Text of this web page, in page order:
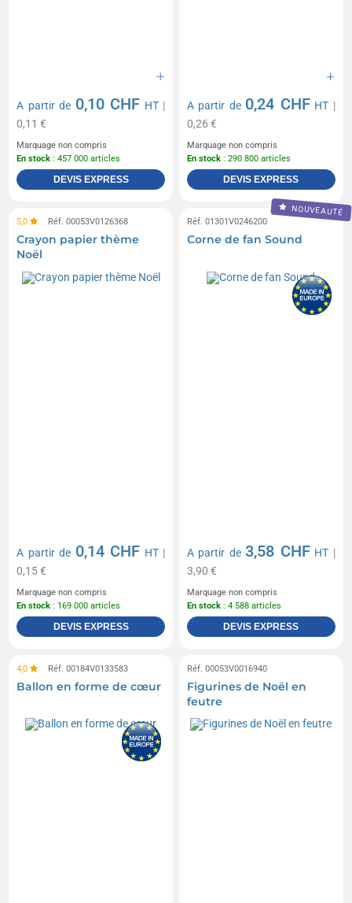
A partir de 0,10 CHF HT|
0,11 €
Marquage non compris
En stock : 457 000 articles
DEVIS EXPRESS
A partir de 0,24 CHF HT |
0,26 €
Marquage non compris
En stock : 290 800 articles
DEVIS EXPRESS
5,0 Réf. 00053V0126368
Crayon papier thème
Noël
A partir de 0,14 CHF HT|
0,15 €
Marquage non compris
En stock : 169 000 articles
DEVIS EXPRESS
NOUVEAUTÉ
Réf. 01301V0246200
Corne de fan Sound
A partir de3,58 CHF HT |
3,90 €
Marquage non compris
En stock : 4 588 articles
DEVIS EXPRESS
4,0 Réf. 00184V0133583
Ballon en forme de cœur
Réf. 00053V0016940
Figurines de Noël en
feutre